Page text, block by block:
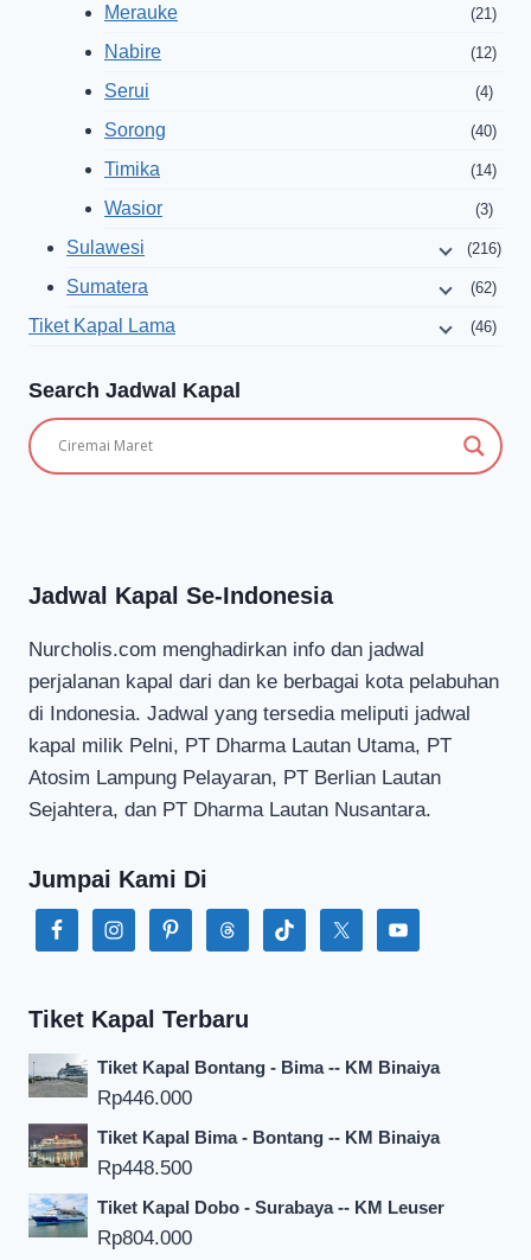
Merauke (21)
Nabire (12)
Serui (4)
Sorong (40)
Timika (14)
Wasior (3)
Sulawesi (216)
Sumatera (62)
Tiket Kapal Lama (46)
Search Jadwal Kapal
Jadwal Kapal Se-Indonesia
Nurcholis.com menghadirkan info dan jadwal
perjalanan kapal dari dan ke berbagai kota pelabuhan
di Indonesia. Jadwal yang tersedia meliputi jadwal
kapal milik Pelni, PT Dharma Lautan Utama, PT
Atosim Lampung Pelayaran, PT Berlian Lautan
Sejahtera, dan PT Dharma Lautan Nusantara.
Jumpai Kami Di
Tiket Kapal Terbaru
Tiket Kapal Bontang - Bima -- KM Binaiya
Rp446.000
Tiket Kapal Bima - Bontang -- KM Binaiya
Rp448.500
Tiket Kapal Dobo - Surabaya -- KM Leuser
Rp804.000